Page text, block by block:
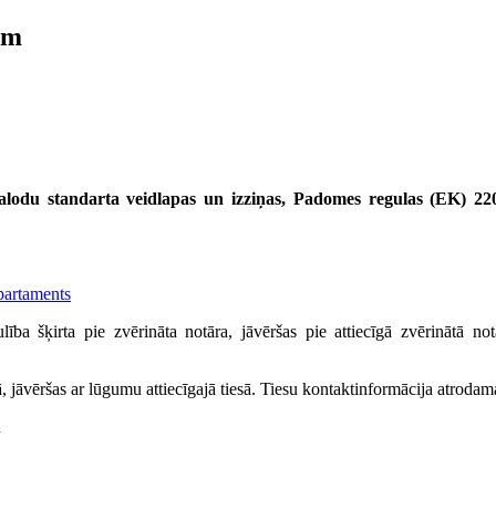
standarta veidlapas un izziņas, Padomes regulas (EK)
šķirta pie zvērināta notāra, jāvēršas pie attiecīgā zvērinātā
jāvēršas ar lūgumu attiecīgajā tiesā. Tiesu kontaktinformācija